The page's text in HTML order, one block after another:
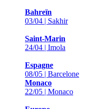
Bahreïn
03/04 | Sakhir
Saint-Marin
24/04 | Imola
Espagne
08/05 | Barcelone
Monaco
22/05 | Monaco